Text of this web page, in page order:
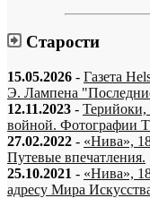
Старости
15.05.2026 - Газета
Э. Лампена
12.11.2023 - Терийоки,
войной. Фотографии
27.02.2022 - «Нива»,
Путевые впечатления.
25.10.2021 - «Нива»,
адресу Мира